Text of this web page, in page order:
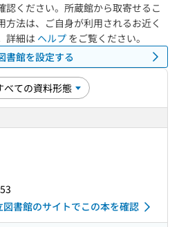
認ください。所蔵館から取寄せるこ
方法は、ご自身が利用されるお近く
詳細は ヘルプ をご覧ください。
書館を設定する
図書館のサイトでこの本を確認